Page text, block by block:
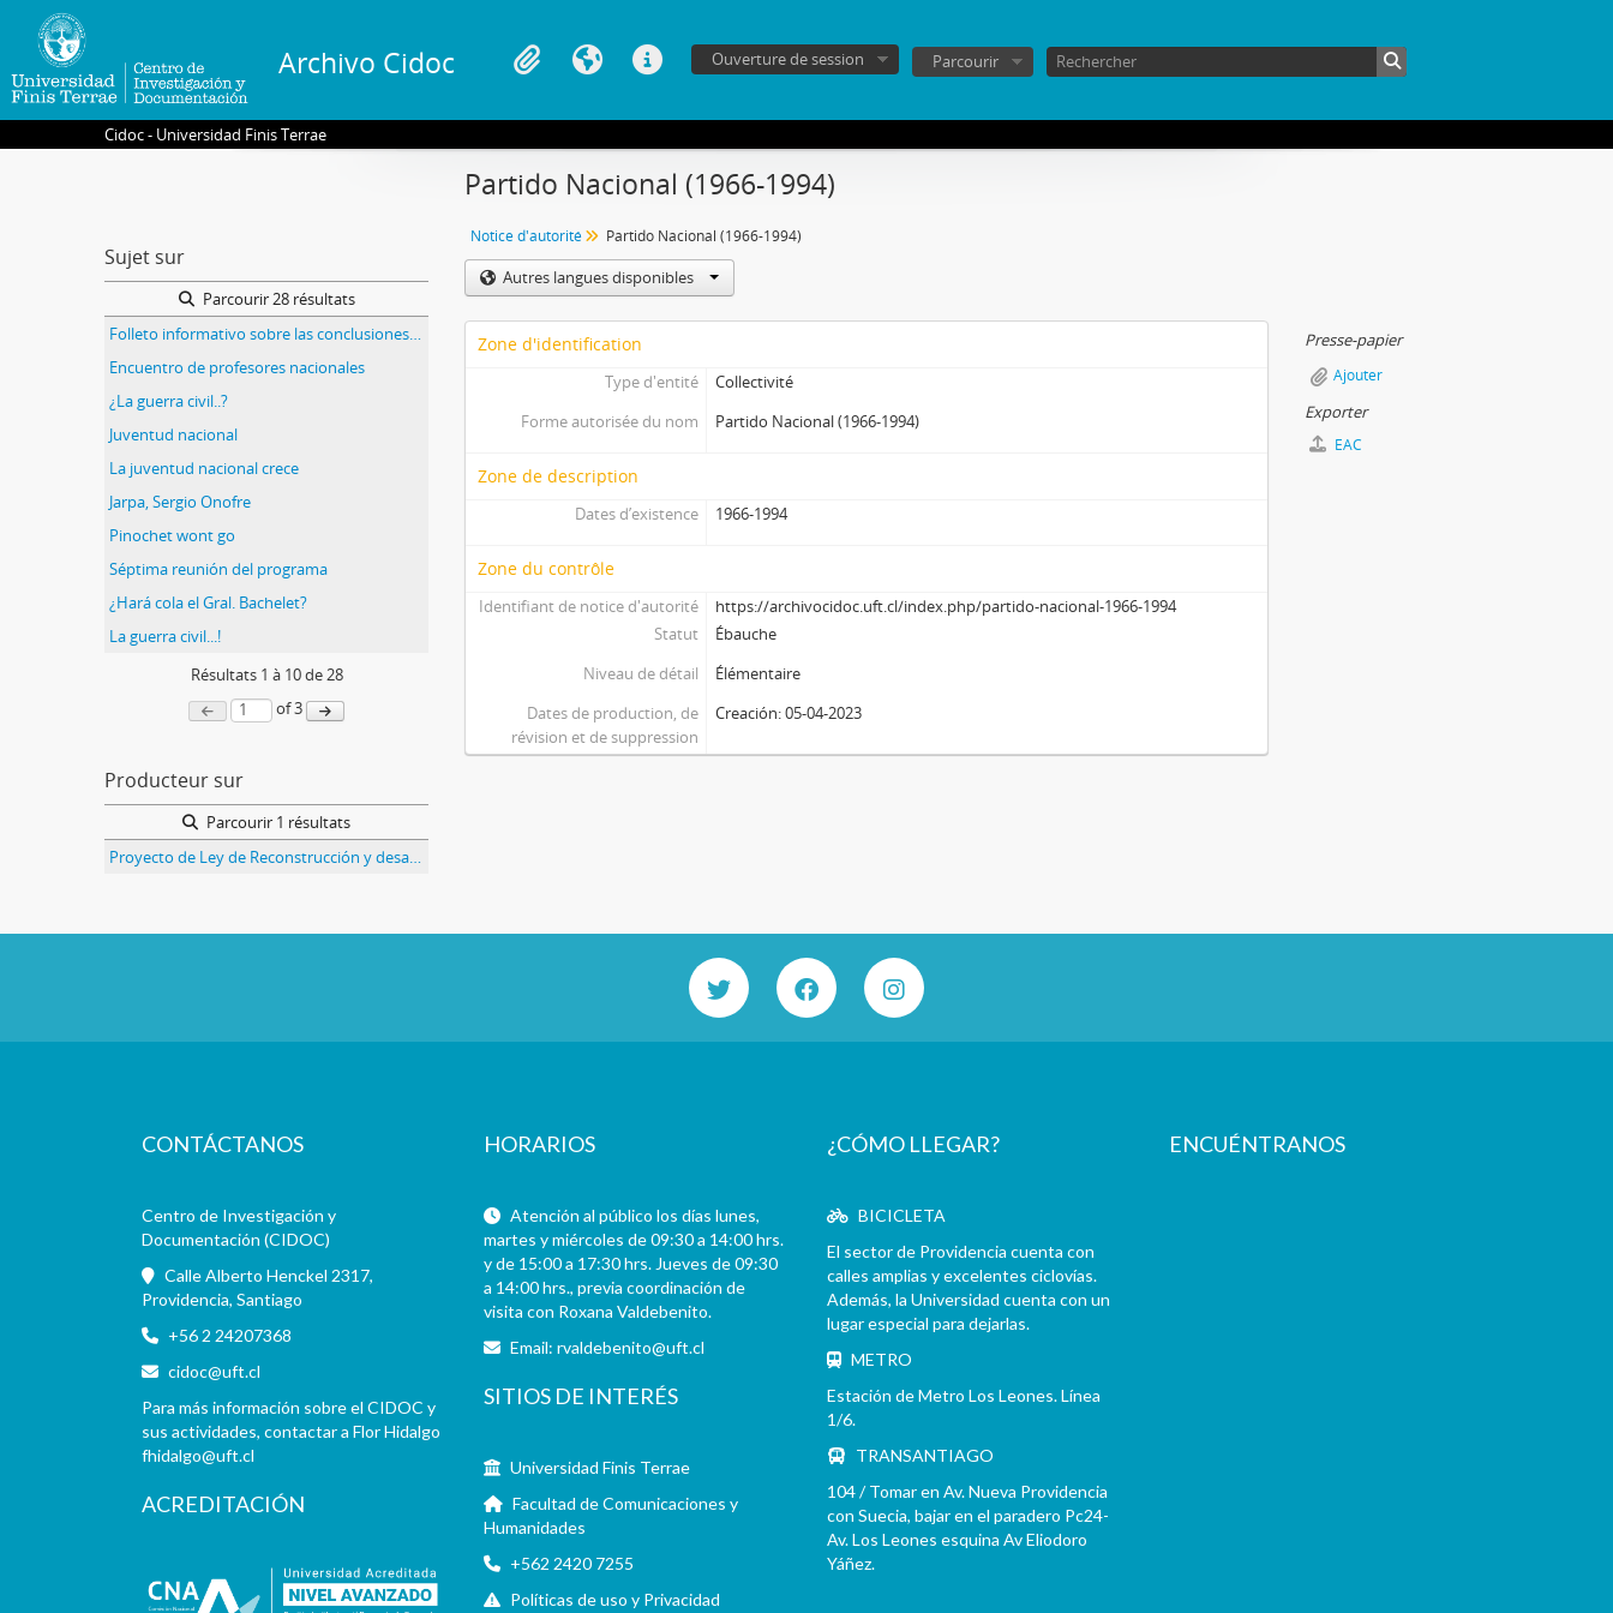
Archivo Cidoc Ouverture de session Parcourir
Cidoc - Universidad Finis Terrae
Sujet sur
Parcourir 28 résultats
Folleto informativo sobre las conclusiones obtenidas ante la realización de la reunión de presidentes y dirigentes de algunos partidos políticos, titulado Armas para otro Chile: Fuerzas Armadas y democracia
Encuentro de profesores nacionales
¿La guerra civil..?
Juventud nacional
La juventud nacional crece
Jarpa, Sergio Onofre
Pinochet wont go
Séptima reunión del programa
¿Hará cola el Gral. Bachelet?
La guerra civil...!
Résultats 1 à 10de 28
of 3
Producteur sur
Parcourir 1 résultats
Proyecto de Ley de Reconstrucción y desarrollo de las provincias de Valparaíso y Aconcagua presentada al Congreso por el Partido Nacional
Partido Nacional (1966-1994)
Notice d'autorité Partido Nacional (1966-1994)
Autres langues disponibles
Zone d'identification
Type d'entité
Collectivité
Forme autorisée du nom
Partido Nacional (1966-1994)
Zone de description
Dates d’existence 1966-1994
Zone du contrôle
Identifiant de notice d'autorité
https://archivocidoc.uft.cl/index.php/partido-nacional-1966-1994
Statut
Ébauche
Niveau de détail
Élémentaire
Dates de production, de
révision et de suppression
Creación: 05-04-2023
Presse-papier
Ajouter
Exporter
EAC
CONTÁCTANOS
Centro de Investigación y
Documentación (CIDOC)
Calle Alberto Henckel 2317,
Providencia, Santiago
+56 2 24207368
cidoc@uft.cl
Para más información sobre el CIDOC y
sus actividades, contactar a Flor Hidalgo
fhidalgo@uft.cl
ACREDITACIÓN
HORARIOS
Atención al público los días lunes,
martes y miércoles de 09:30 a 14:00 hrs.
y de 15:00 a 17:30 hrs. Jueves de 09:30
a 14:00 hrs., previa coordinación de
visita con Roxana Valdebenito.
Email:rvaldebenito@uft.cl
SITIOS DE INTERÉS
Universidad Finis Terrae
Facultad de Comunicaciones y
Humanidades
+562 2420 7255
Políticas de uso y Privacidad
¿CÓMO LLEGAR?
BICICLETA
El sector de Providencia cuenta con
calles amplias y excelentes ciclovías.
Además, la Universidad cuenta con un
lugar especial para dejarlas.
METRO
Estación de Metro Los Leones. Línea
1/6.
TRANSANTIAGO
104 / Tomar en Av. Nueva Providencia
con Suecia, bajar en el paradero Pc24-
Av. Los Leones esquina Av Eliodoro
Yáñez.
ENCUÉNTRANOS